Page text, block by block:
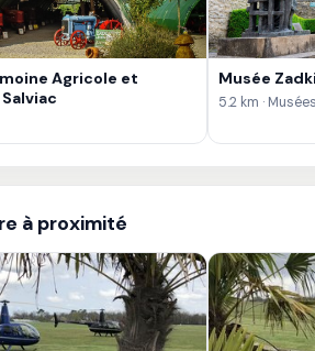
Agricole et
Musée
5.2 km ·
à proximité